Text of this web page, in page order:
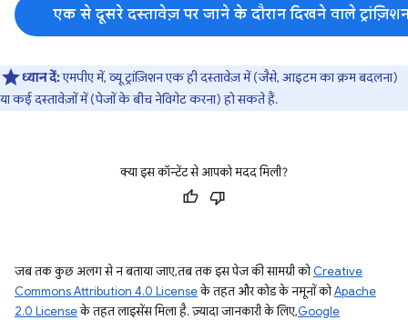
एक से दूसरे दस्तावेज़ पर जाने के दौरान दिखने वाले
ध्यान दें:एमपीए में, व्यू ट्रांज़िशन एक ही दस्तावेज़ में (जैसे, आइटम का क्रम बदलना)
या कई दस्तावेज़ों में (पेजों के बीच नेविगेट करना) हो सकते हैं.
क्या इस कॉन्टेंट से आपको मदद मिली?
जब तक कुछ अलग से न बताया जाए, तब तक इस पेज की सामग्री कोCreative
Commons Attribution 4.0 Licenseके तहत और कोड के नमूनों कोApache
2.0 Licenseके तहत लाइसेंस मिला है. ज़्यादा जानकारी के लिए,Google